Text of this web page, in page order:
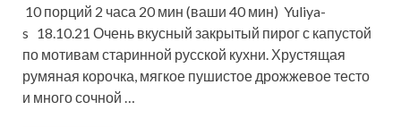
10 порций 2 часа 20 мин (ваши 40 мин) Yuliya-
s 18.10.21 Очень вкусный закрытый пирог с капустой
по мотивам старинной русской кухни. Хрустящая
румяная корочка, мягкое пушистое дрожжевое тесто
и много сочной …